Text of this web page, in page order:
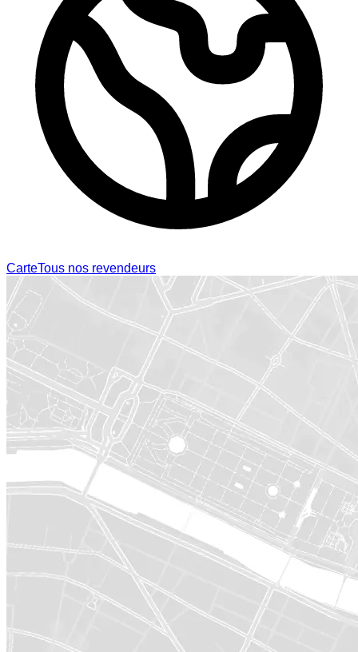
CarteTous nos revendeurs